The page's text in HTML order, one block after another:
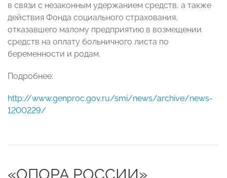
в связи с незаконным удержанием средств, а также
действия Фонда социального страхования,
отказавшего малому предприятию в возмещении
средств на оплату больничного листа по
беременности и родам.
Подробнее:
http://www.genproc.gov.ru/smi/news/archive/news-
1200229/
«ОПОРА РОССИИ»